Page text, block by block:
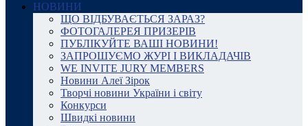
НОВИНИ
ЩО ВІДБУВАЄТЬСЯ ЗАРАЗ?
ФОТОГАЛЕРЕЯ ПРИЗЕРІВ
ПУБЛІКУЙТЕ ВАШІ НОВИНИ!
ЗАПРОШУЄМО ЖУРІ І ВИКЛАДАЧІВ
WE INVITE JURY MEMBERS
Новини Алеї Зірок
Творчі новини України і світу
Конкурси
Швидкі новини